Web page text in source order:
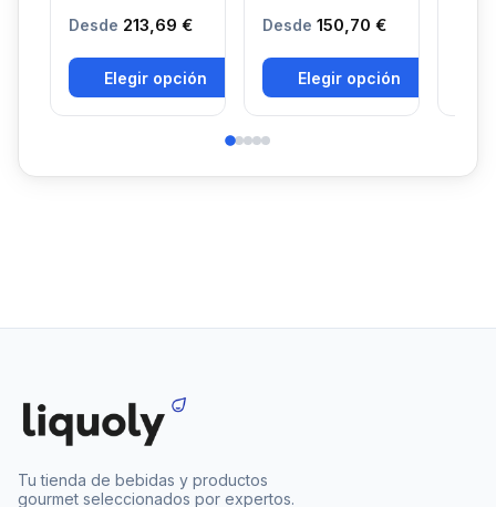
Desde 213,69 €
Elegir opción
Desde 150,70 €
Elegir opción
Tu tienda de bebidas y productos
gourmet seleccionados por expertos.